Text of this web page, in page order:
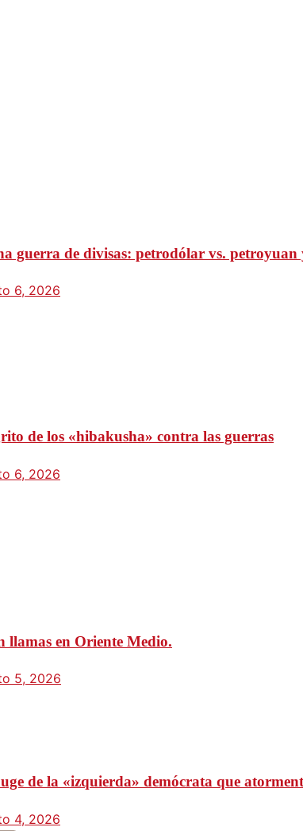
guerra de divisas: petrodólar vs.
6, 2026
de los «hibakusha» contra las guerras
6, 2026
llamas en Oriente Medio.
5, 2026
de la «izquierda» demócrata que
4, 2026